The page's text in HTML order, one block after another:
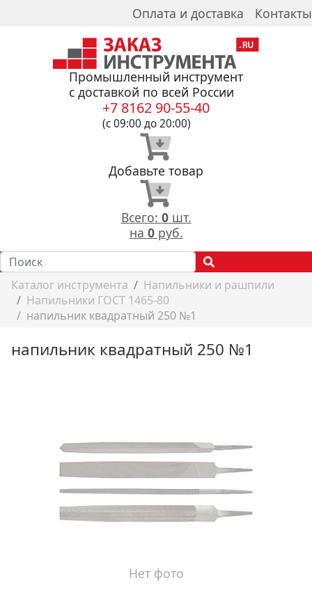
Оплата и доставка Контакты
Промышленный инструмент
с доставкой по всей России
+7 8162 90-55-40
(с 09:00 до 20:00)
Добавьте товар
Всего: 0шт.
на 0руб.
Каталог инструмента
Напильники и рашпили
Напильники ГОСТ 1465-80
напильник квадратный 250 №1
напильник квадратный 250 №1
Нет фото